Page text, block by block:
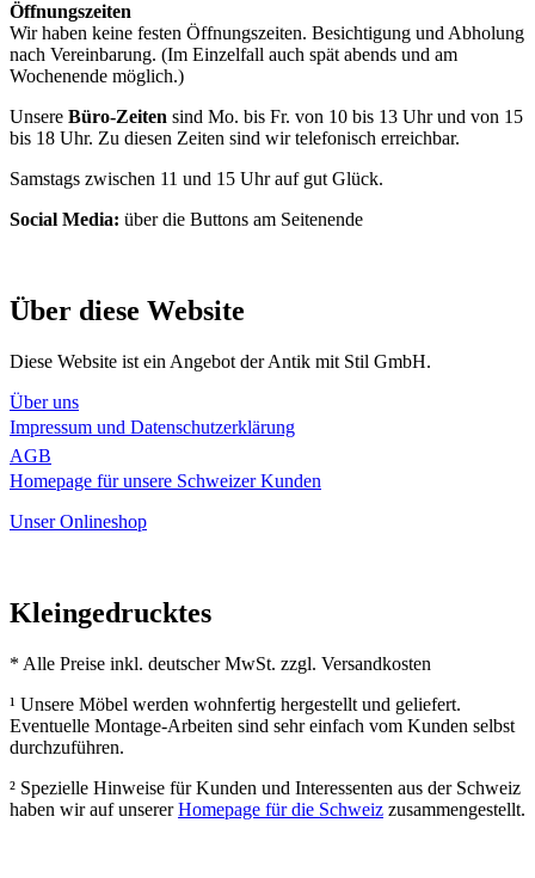
Öffnungszeiten
Wir haben keine festen Öffnungszeiten. Besichtigung und Abholung
nach Vereinbarung. (Im Einzelfall auch spät abends und am
Wochenende möglich.)
Unsere Büro-Zeiten sind Mo. bis Fr. von 10 bis 13 Uhr und von 15
bis 18 Uhr. Zu diesen Zeiten sind wir telefonisch erreichbar.
Samstags zwischen 11 und 15 Uhr auf gut Glück.
Social Media: über die Buttons am Seitenende
Über diese Website
Diese Website ist ein Angebot der Antik mit Stil GmbH.
Über uns
Impressum und Datenschutzerklärung
AGB
Homepage für unsere Schweizer Kunden
Unser Onlineshop
Kleingedrucktes
* Alle Preise inkl. deutscher MwSt. zzgl. Versandkosten
¹ Unsere Möbel werden wohnfertig hergestellt und geliefert.
Eventuelle Montage-Arbeiten sind sehr einfach vom Kunden selbst
durchzuführen.
² Spezielle Hinweise für Kunden und Interessenten aus der Schweiz
haben wir auf unsererHomepage für die Schweiz zusammengestellt.